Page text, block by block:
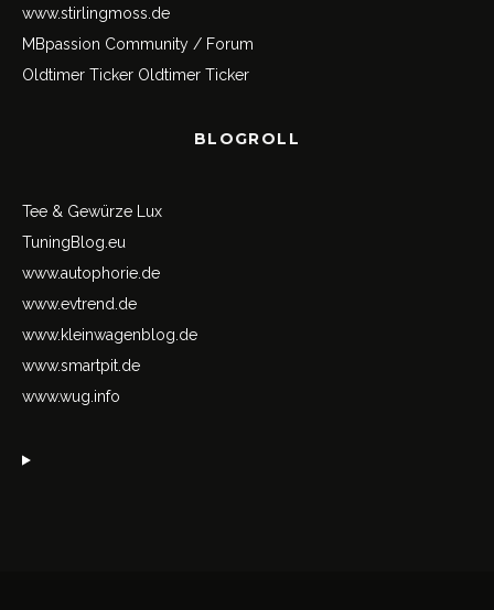
www.stirlingmoss.de
MBpassion Community / Forum
Oldtimer Ticker Oldtimer Ticker
BLOGROLL
Tee & Gewürze Lux
TuningBlog.eu
www.autophorie.de
www.evtrend.de
www.kleinwagenblog.de
www.smartpit.de
www.wug.info